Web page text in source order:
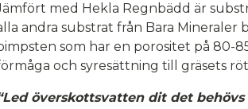
med Hekla Regnbädd är
andra substrat från Bara Mineraler
som har en porositet på 80-
och syresättning till gräsets
överskottsvatten dit det